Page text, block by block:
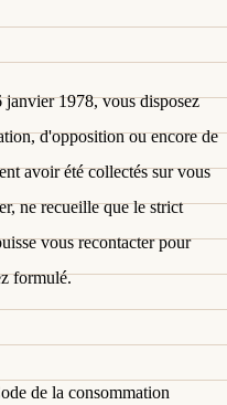
1978, vous disposez
d'opposition ou encore de
avoir été collectés sur vous
ne recueille que le strict
vous recontacter pour
formulé.
de la consommation